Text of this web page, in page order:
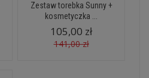
Zestaw torebka Sunny +
kosmetyczka ...
105,00 zł
141,00 zł